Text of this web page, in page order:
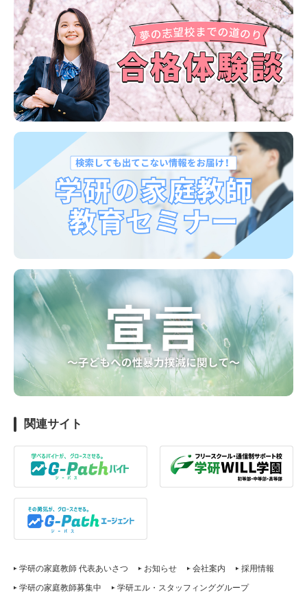
関連サイト
学研の家庭教師 代表あいさつ お知らせ 会社案内
採用情報
学研の家庭教師募集中
学研エル・スタッフィンググループ